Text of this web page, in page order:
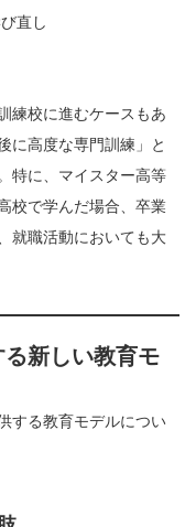
直し
練校に進むケースもあ
に高度な専門訓練」と
特に、マイスター高等
校で学んだ場合、卒業
就職活動においても大
新しい教育モ
する教育モデルについ